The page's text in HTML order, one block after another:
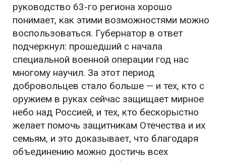
руководство 63-го региона хорошо
понимает, как этими возможностями можно
воспользоваться. Губернатор в ответ
подчеркнул: прошедший с начала
специальной военной операции год нас
многому научил. За этот период
добровольцев стало больше — и тех, кто с
оружием в руках сейчас защищает мирное
небо над Россией, и тех, кто бескорыстно
желает помочь защитникам Отечества и их
семьям, и это доказывает, что благодаря
объединению можно достичь всех